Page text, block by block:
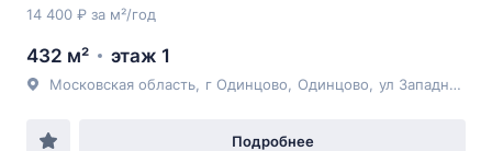
14 400 ₽ за м²/год
432 м² этаж 1
Московская область г Одинцово Одинцово ул Западная
Подробнее